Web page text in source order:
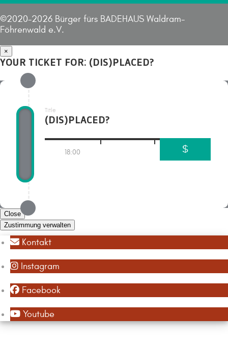
©2020-2026 Bürger fürs BADEHAUS Waldram-
Föhrenwald e.V.
×
YOUR TICKET FOR: (DIS)PLACED?
Title
(DIS)PLACED?
$
18:00
Close
Zustimmung verwalten
Kontakt
Instagram
Facebook
Youtube